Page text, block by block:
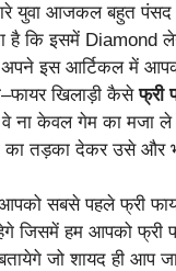
युवा आजकल बहुत पंसद
है कि इसमें Diamond
इस आर्टिकल में
खिलाड़ी कैसेफ्री
वे ना केवल गेम का मजा
का तड़का देकर उसे और
सबसे पहले फ्री
जिसमें हम आपको फ्री
जो शायद ही आप